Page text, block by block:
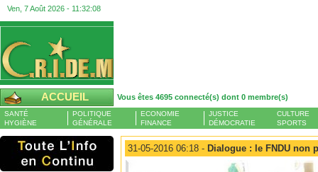
Ven, 7 Août 2026 - 11:32:08
ACCUEIL Vous êtes 4695 connecté(s) dont 0 membre(s)
SANTÉ
HYGIÈNE
POLITIQUE
GÉNÉRALE
ECONOMIE
FINANCE
JUSTICE
DÉMOCRATIE
CULTURE
SPORTS
31-05-2016 06:18 - Dialogue : le FNDU non